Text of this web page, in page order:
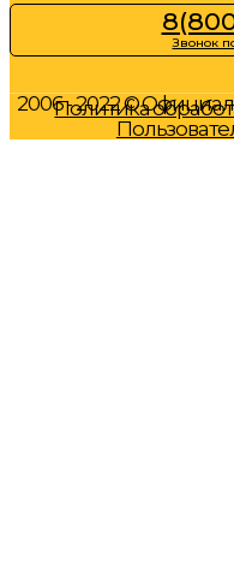
Звонок
2006 - 2022 ©
Политика